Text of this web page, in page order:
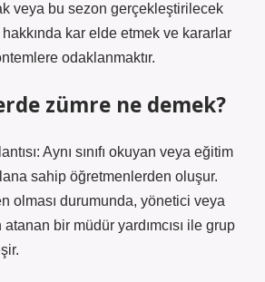
veya bu sezon gerçekleştirilecek
kar elde etmek ve kararlar
odaklanmaktır.
zümre ne demek?
Aynı sınıfı okuyan veya eğitim
sahip öğretmenlerden oluşur.
olması durumunda, yönetici veya
bir müdür yardımcısı ile grup